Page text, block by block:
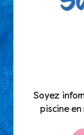
Soyez
piscine en